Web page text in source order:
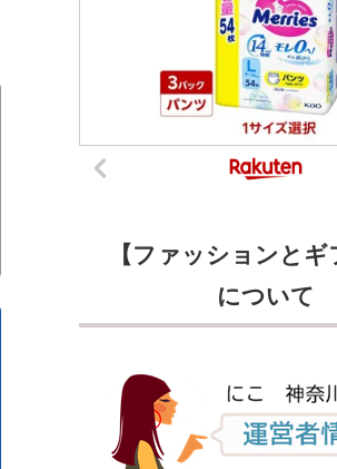
【ファッションとギ
について